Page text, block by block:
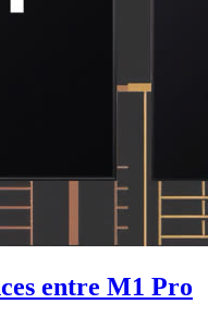
entre M1 Pro